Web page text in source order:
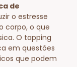
de
o estresse
corpo, o que
O tapping
em questões
que podem